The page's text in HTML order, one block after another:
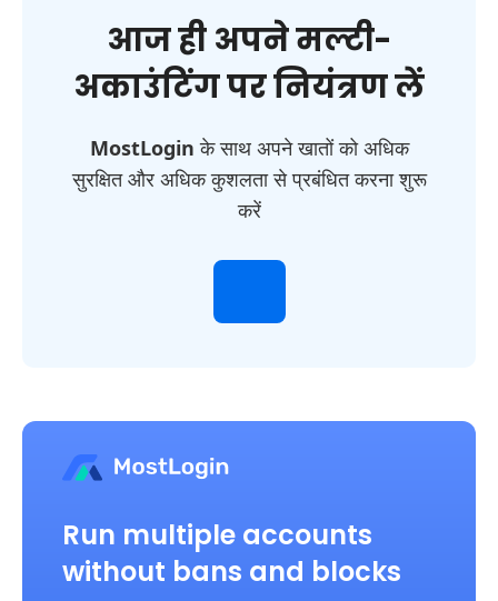
आज ही अपने मल्टी-
अकाउंटिंग पर नियंत्रण लें
MostLogin के साथ अपने खातों को अधिक
सुरक्षित और अधिक कुशलता से प्रबंधित करना शुरू
करें
Run multiple accounts
without bans and blocks